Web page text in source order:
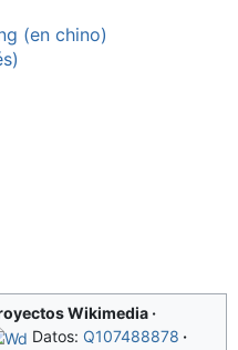
(en chino)
Wikimedia
Datos: Q107488878